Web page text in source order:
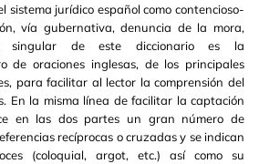
sistema jurídico español como contencioso-
vía gubernativa, denuncia de la mora,
singular de este diccionario es la
de oraciones inglesas, de los principales
para facilitar al lector la comprensión del
En la misma línea de facilitar la captación
en las dos partes un gran número de
recíprocas o cruzadas y se indican
(coloquial, argot, etc.) así como su